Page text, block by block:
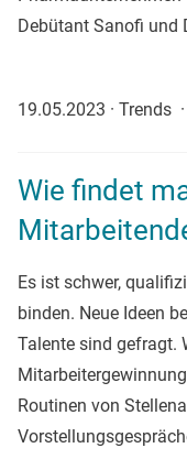
Debütant Sanofi und
19.05.2023 · Trends ·
Wie findet
Es ist schwer,
binden. Neue Ideen
Talente sind gefragt.
Routinen von